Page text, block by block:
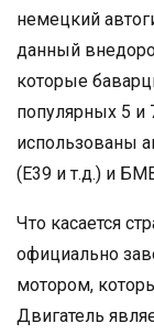
немецкий
данный
которые
популярных 5 и
использованы
(E39 и т.д.) и
Что касается
официально
мотором,
Двигатель